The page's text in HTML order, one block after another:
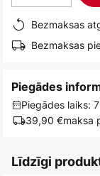
Bezmaksas
Bezmaksas
Piegādes
Piegādes laiks:
39,90 €maksa
Līdzīgi